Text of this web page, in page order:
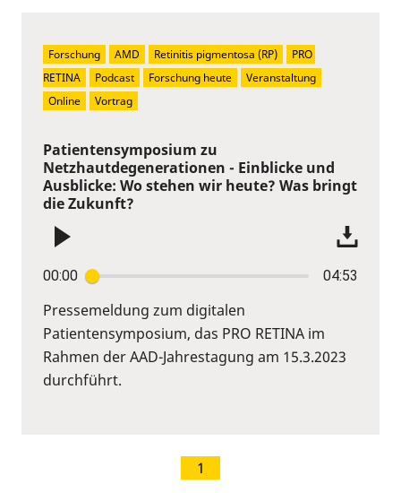
Patientensymposium zu
Netzhautdegenerationen - Einblicke und
Ausblicke: Wo stehen wir heute? Was bringt
die Zukunft?
00:00 04:53
Pressemeldung zum digitalen
Patientensymposium, das PRO RETINA im
Rahmen der AAD-Jahrestagung am 15.3.2023
durchführt.
Forschung AMD Retinitis pigmentosa (RP)
PRO
RETINA
Podcast Forschung heute
Veranstaltung
Online
Vortrag
1